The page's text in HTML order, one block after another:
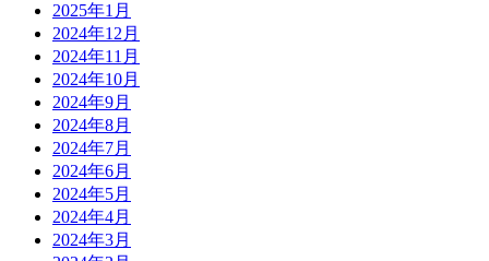
2025年1月
2024年12月
2024年11月
2024年10月
2024年9月
2024年8月
2024年7月
2024年6月
2024年5月
2024年4月
2024年3月